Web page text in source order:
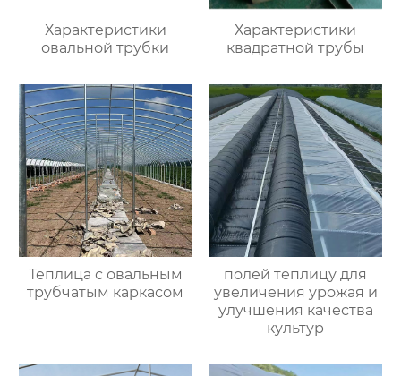
Характеристики
овальной трубки
Характеристики
квадратной трубы
Теплица с овальным
трубчатым каркасом
полей теплицу для
увеличения урожая и
улучшения качества
культур